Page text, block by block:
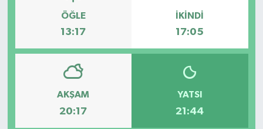
ÖĞLE
13:17
İKINDI
17:05
AKŞAM
20:17
YATSI
21:44
TEKNOLOJİ